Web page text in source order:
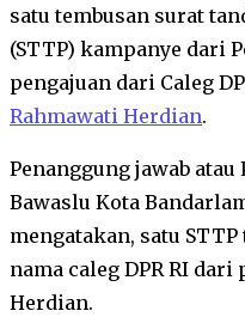
satu tembusan surat
(STTP) kampanye dari
pengajuan dari Caleg
Rahmawati Herdian.
Penanggung jawab
Bawaslu Kota
mengatakan, satu
nama caleg DPR RI
Herdian.